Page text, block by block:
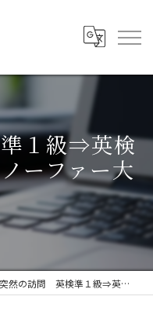
１級⇒英検
ーファー大
突然の訪問 英検準１級⇒英検１級⇒ドイツ ハノーファー大学へ